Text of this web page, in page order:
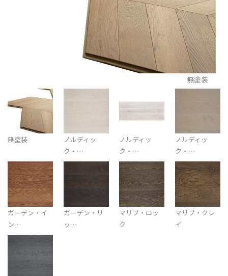
無塗装
無塗装
ノルディッ
ク・…
ノルディッ
ク・…
ノルディッ
ク・…
ガーデン・イ
ン…
ガーデン・リ
ッ…
マリブ・ロッ
ク
マリブ・クレ
イ